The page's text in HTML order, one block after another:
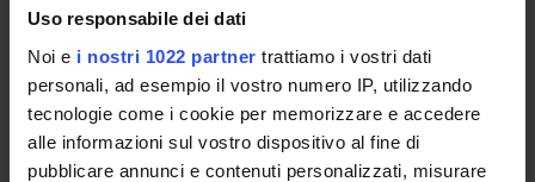
Uso responsabile dei dati
Noi e i nostri 1022 partner trattiamo i vostri dati
personali, ad esempio il vostro numero IP, utilizzando
tecnologie come i cookie per memorizzare e accedere
alle informazioni sul vostro dispositivo al fine di
pubblicare annunci e contenuti personalizzati, misurare
CALENDARIO
FAQ
ESAMI